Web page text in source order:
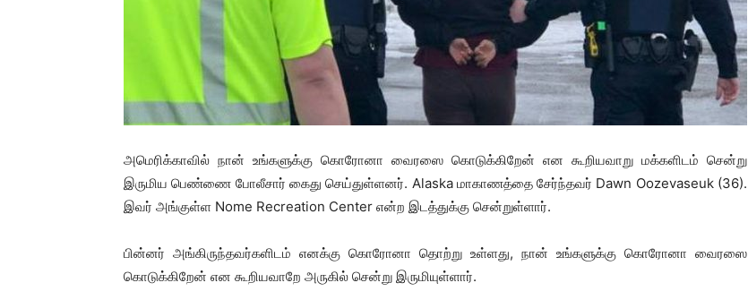
அமெரிக்காவில் நான் உங்களுக்கு கொரோனா வைரஸை கொடுக்கிறேன் என கூறியவாறு மக்களிடம் சென்று
இருமிய பெண்ணை போலீசார் கைது செய்துள்ளனர். Alaska மாகாணத்தை சேர்ந்தவர் Dawn Oozevaseuk (36).
இவர் அங்குள்ள Nome Recreation Center என்ற இடத்துக்கு சென்றுள்ளார்.
பின்னர் அங்கிருந்தவர்களிடம் எனக்கு கொரோனா தொற்று உள்ளது, நான் உங்களுக்கு கொரோனா வைரஸை
கொடுக்கிறேன் என கூறியவாறே அருகில் சென்று இருமியுள்ளார்.